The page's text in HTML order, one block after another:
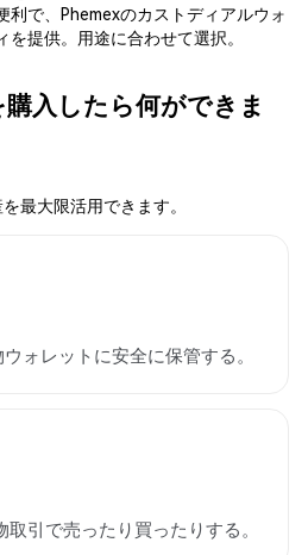
利で、Phemexのカストディアルウォ
提供。用途に合わせて選択。
入したら何ができま
最大限活用できます。
ォレットに安全に保管する。
引で売ったり買ったりする。